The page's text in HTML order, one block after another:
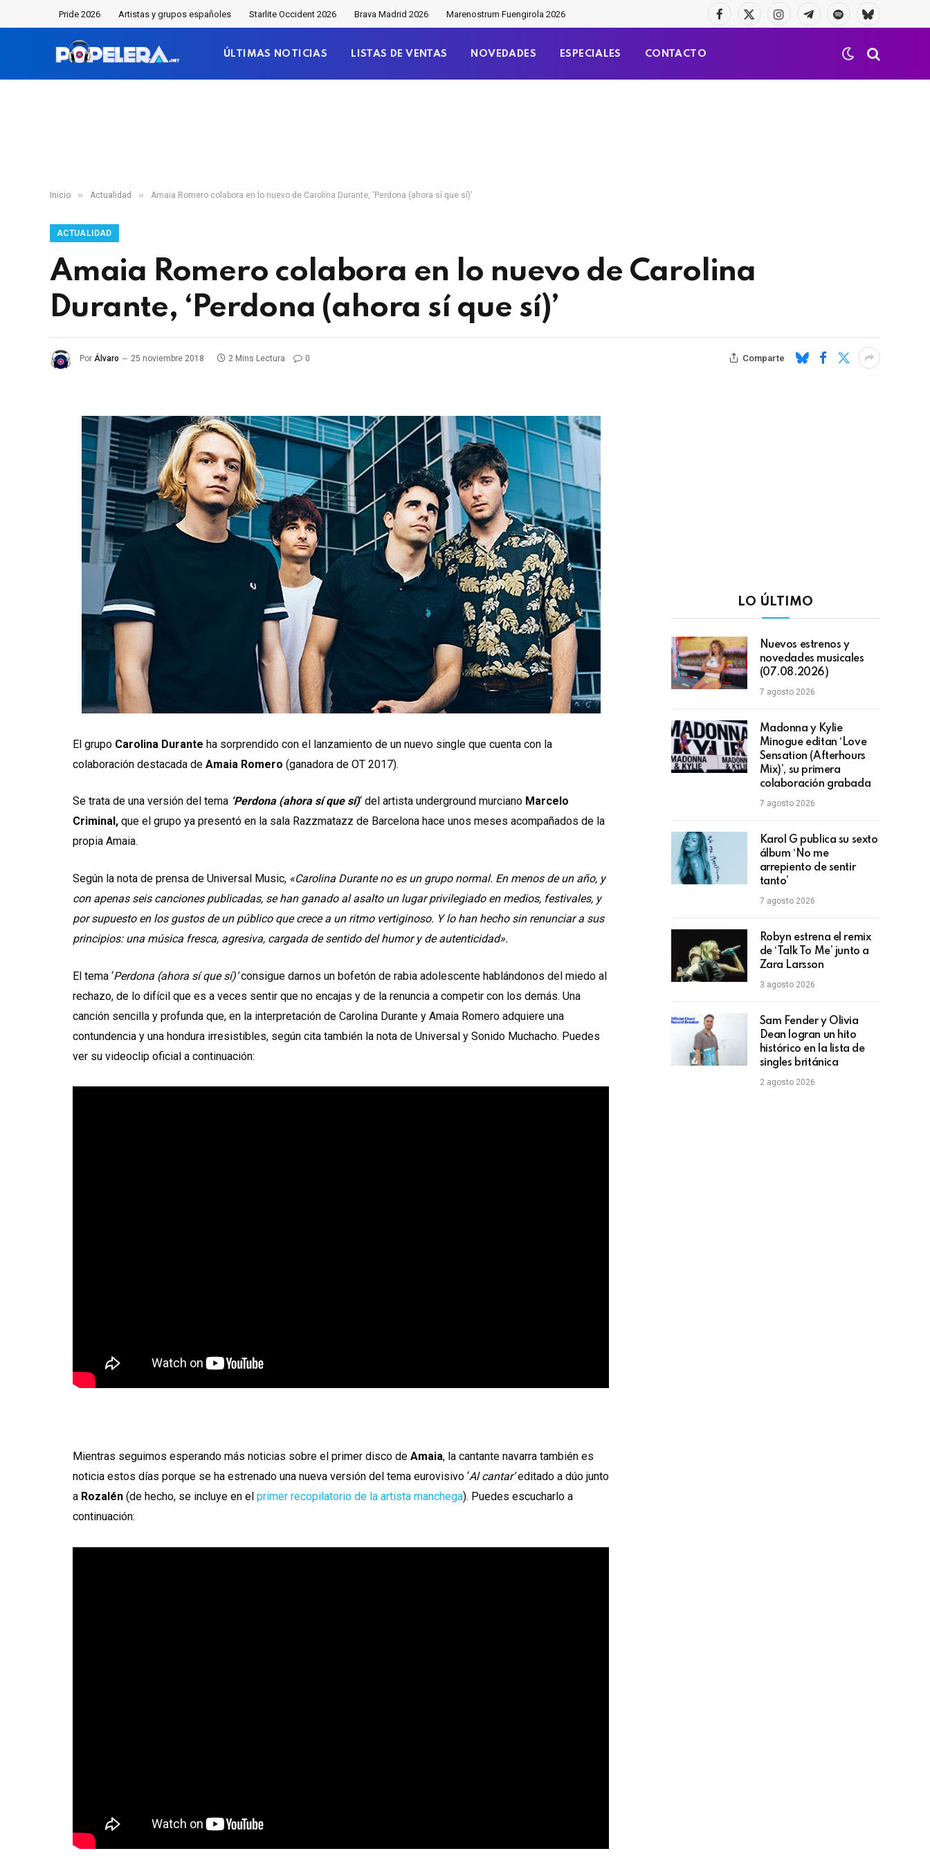
Pride 2026 Artistas y grupos españoles Starlite Occident 2026 Brava Madrid 2026 Marenostrum Fuengirola 2026
Facebook
X
InstagramTelegramaSpotifyBluesky
ÚLTIMAS NOTICIAS LISTAS DE VENTAS NOVEDADES ESPECIALES CONTACTO
Inicio » Actualidad » Amaia Romero colabora en lo nuevo de Carolina Durante, ‘Perdona (ahora sí que sí)’
ACTUALIDAD
Amaia Romero colabora en lo nuevo de Carolina
Durante, ‘Perdona (ahora sí que sí)’
Por Álvaro 25 noviembre 2018 2 Mins Lectura 0 Comparte
El grupo Carolina Durante ha sorprendido con el lanzamiento de un nuevo single que cuenta con la
colaboración destacada deAmaia Romero (ganadora de OT 2017).
Se trata de una versión del tema ‘Perdona (ahora sí que sí)‘ del artista underground murciano Marcelo
Criminal, que el grupo ya presentó en la sala Razzmatazz de Barcelona hace unos meses acompañados de la
propia Amaia.
Según la nota de prensa de Universal Music, «Carolina Durante no es un grupo normal. En menos de un año, y
con apenas seis canciones publicadas, se han ganado al asalto un lugar privilegiado en medios, festivales, y
por supuesto en los gustos de un público que crece a un ritmo vertiginoso. Y lo han hecho sin renunciar a sus
principios: una música fresca, agresiva, cargada de sentido del humor y de autenticidad».
El tema ‘Perdona (ahora sí que sí)’consigue darnos un bofetón de rabia adolescente hablándonos del miedo al
rechazo, de lo difícil que es a veces sentir que no encajas y de la renuncia a competir con los demás. Una
canción sencilla y profunda que, en la interpretación de Carolina Durante y Amaia Romero adquiere una
contundencia y una hondura irresistibles, según cita también la nota de Universal y Sonido Muchacho. Puedes
ver su videoclip oficial a continuación:
Mientras seguimos esperando más noticias sobre el primer disco deAmaia, la cantante navarra también es
noticia estos días porque se ha estrenado una nueva versión del tema eurovisivo ‘Al cantar’editado a dúo junto
a Rozalén (de hecho, se incluye en elprimer recopilatorio de la artista manchega). Puedes escucharlo a
continuación:
LO ÚLTIMO
Nuevos estrenos y
novedades musicales
(07.08.2026)
7 agosto 2026
Madonna y Kylie
Minogue editan ‘Love
Sensation (Afterhours
Mix)’, su primera
colaboración grabada
7 agosto 2026
Karol G publica su sexto
álbum ‘No me
arrepiento de sentir
tanto’
7 agosto 2026
Robyn estrena el remix
de ‘Talk To Me’ junto a
Zara Larsson
3 agosto 2026
Sam Fender y Olivia
Dean logran un hito
histórico en la lista de
singles británica
2 agosto 2026